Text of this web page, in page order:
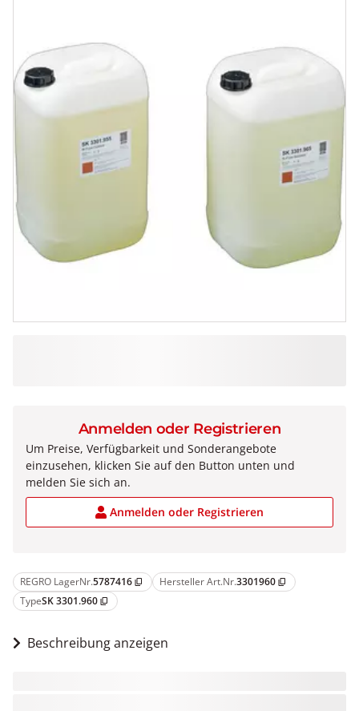
REGRO LagerNr.5787416 content_copy Hersteller Art.Nr.3301960 content_copy
TypeSK 3301.960 content_copy
Beschreibung anzeigen
Anmelden oder Registrieren
Um Preise, Verfügbarkeit und Sonderangebote
einzusehen, klicken Sie auf den Button unten und
melden Sie sich an.
Anmelden oder Registrieren